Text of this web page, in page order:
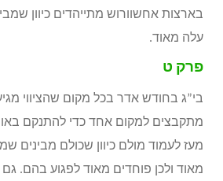
בארצות אחשוורוש מתייהדים כיוון
עלה מאוד.
פרק ט
בי”ג בחודש אדר בכל מקום שהציווי
מתקבצים למקום אחד כדי להתנקם
מעז לעמוד מולם כיוון שכולם מבינים
מאוד ולכן פוחדים מאוד לפגוע בהם.